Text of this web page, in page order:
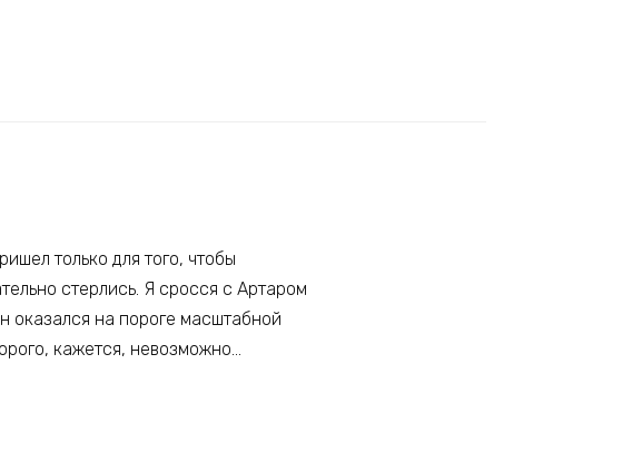
только для того, чтобы
стерлись. Я сросся с Артаром
оказался на пороге масштабной
кажется, невозможно…